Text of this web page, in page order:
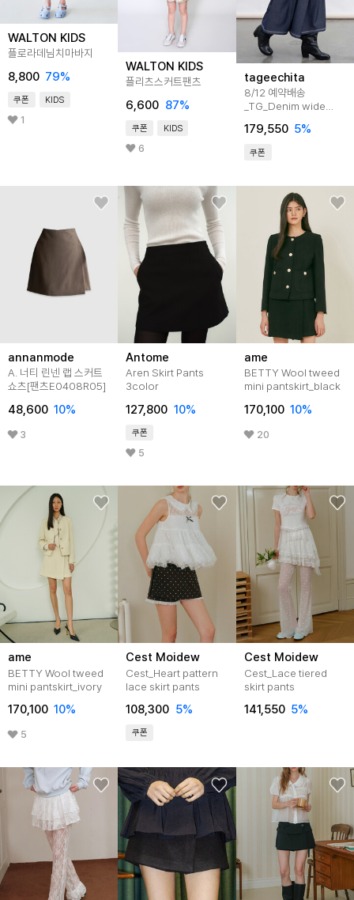
WALTON KIDS
플로라데님치마바지
8,800 79%
쿠폰 KIDS
1
WALTON KIDS
플리츠스커트팬츠
6,600 87%
쿠폰 KIDS
6
tageechita
8/12 예약배송
_TG_Denim wide
179,550 5%
쿠폰
annanmode
A. 너티 린넨 랩 스커트
쇼츠[팬츠E0408R05]
48,600 10%
3
Antome
Aren Skirt Pants
3color
127,800 10%
쿠폰
5
ame
BETTY Wool tweed
mini pantskirt_black
170,100 10%
20
ame
BETTY Wool tweed
mini pantskirt_ivory
170,100 10%
5
Cest Moidew
Cest_Heart pattern
lace skirt pants
108,300 5%
쿠폰
Cest Moidew
Cest_Lace tiered
skirt pants
141,550 5%